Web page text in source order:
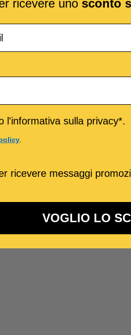
ricevere uno sconto
l'informativa sulla privacy*.
.
ricevere messaggi
VOGLIO LO